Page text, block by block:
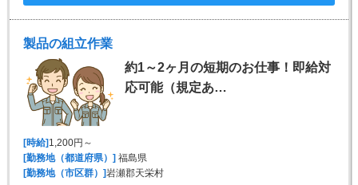
製品の組立作業
約1～2ヶ月の短期のお仕事！即給対
応可能（規定あ…
[時給]1,200円～
[勤務地（都道府県）]福島県
[勤務地（市区群）]岩瀬郡天栄村